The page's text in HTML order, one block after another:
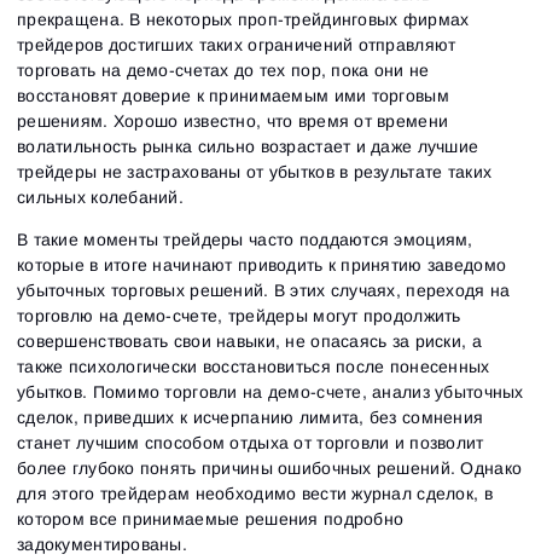
прекращена. В некоторых проп-трейдинговых фирмах
трейдеров достигших таких ограничений отправляют
торговать на демо-счетах до тех пор, пока они не
восстановят доверие к принимаемым ими торговым
решениям. Хорошо известно, что время от времени
волатильность рынка сильно возрастает и даже лучшие
трейдеры не застрахованы от убытков в результате таких
сильных колебаний.
В такие моменты трейдеры часто поддаются эмоциям,
которые в итоге начинают приводить к принятию заведомо
убыточных торговых решений. В этих случаях, переходя на
торговлю на демо-счете, трейдеры могут продолжить
совершенствовать свои навыки, не опасаясь за риски, а
также психологически восстановиться после понесенных
убытков. Помимо торговли на демо-счете, анализ убыточных
сделок, приведших к исчерпанию лимита, без сомнения
станет лучшим способом отдыха от торговли и позволит
более глубоко понять причины ошибочных решений. Однако
для этого трейдерам необходимо вести журнал сделок, в
котором все принимаемые решения подробно
задокументированы.